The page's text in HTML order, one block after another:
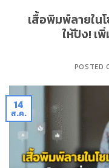
เสื้อพิมพ์ลายใน
ให้ปัง! เ
POSTED
14
ส.ค.